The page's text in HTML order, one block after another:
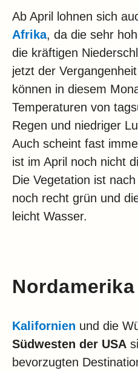
Ab April lohnen sich
Afrika, da die sehr
die kräftigen
jetzt der
können in diesem
Temperaturen von
Regen und niedriger
Auch scheint fast
ist im April noch nicht
Die Vegetation ist
noch recht grün und
leicht Wasser.
Nordamerika
Kalifornien und die
Südwesten der USA
bevorzugten